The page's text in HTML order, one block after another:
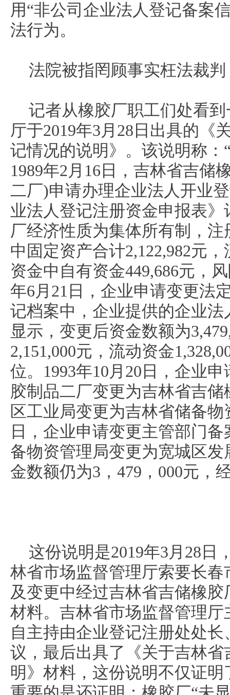
用“非公司企业法人登记备案
法行为。
法院被指罔顾事实枉法裁判
记者从橡胶厂职工们处看
厅于2019年3月28日出具的《
记情况的说明》。该说明称
1989年2月16日，吉林省吉储
二厂)申请办理企业法人开业
业法人登记注册资金申报表
厂经济性质为集体所有制，注
中固定资产合计2,122,982元
资金中自有资金449,686元，
年6月21日，企业申请变更法
记档案中，企业提供的企业
显示，变更后资金数额为
2,151,000元，流动资金
位。1993年10月20日，企业
胶制品二厂变更为吉林省吉
区工业局变更为吉林省储备物
日，企业申请变更主管部门
备物资管理局变更为宽城区
金数额仍为3，479，000元，
这份说明是2019年3月28日
林省市场监督管理厅索要长
及变更中经过吉林省吉储橡
材料。吉林省市场监督管理
自主持由企业登记注册处处
议，最后出具了《关于吉林
明》材料，这份说明不仅证